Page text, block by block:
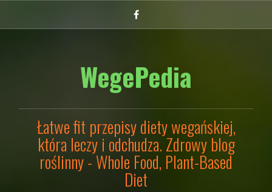
do
WegePedia
Łatwe fit przepisy diety wegańskiej,
która leczy i odchudza. Zdrowy blog
roślinny - Whole Food, Plant-Based
Diet